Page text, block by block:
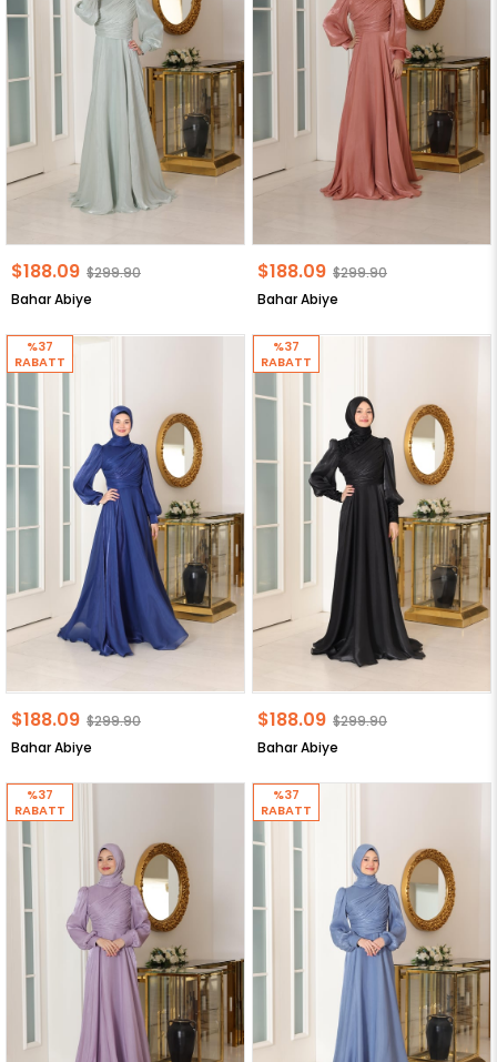
Bahar Abiye
$188.09 $299.90
Bahar Abiye
$188.09 $299.90
Bahar Abiye
$188.09 $299.90
%37
RABATT
Bahar Abiye
$188.09 $299.90
%37
RABATT
%37
RABATT
%37
RABATT